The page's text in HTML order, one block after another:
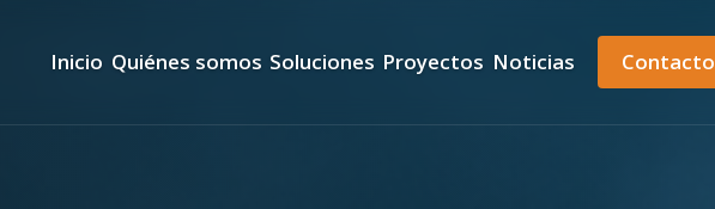
Inicio Quiénes somos Soluciones Proyectos Noticias Contacto